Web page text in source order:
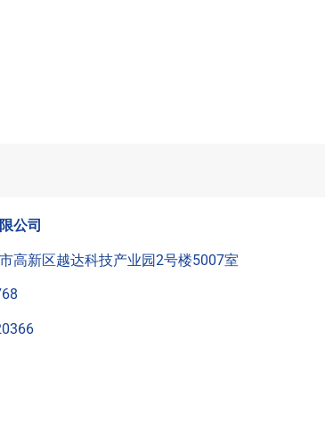
公司
高新区越达科技产业园2号楼5007室